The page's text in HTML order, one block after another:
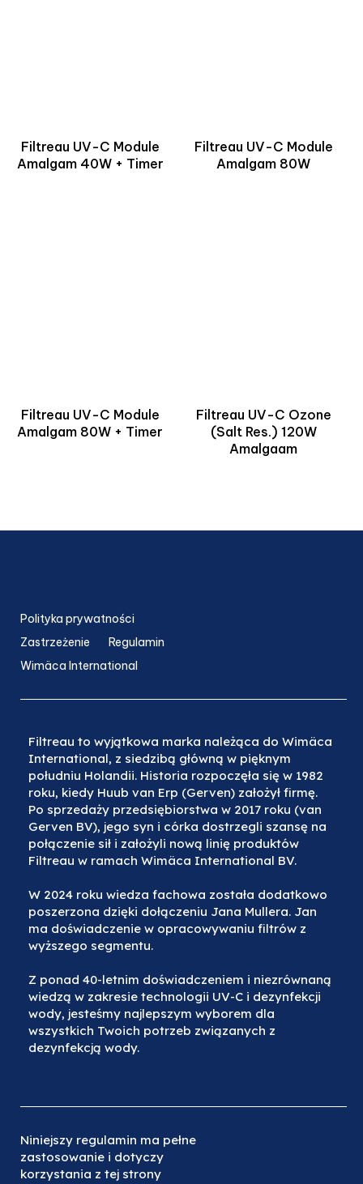
Filtreau UV-C Module
Amalgam 40W + Timer
Filtreau UV-C Module
Amalgam 80W
Filtreau UV-C Module
Amalgam 80W + Timer
Filtreau UV-C Ozone
(Salt Res.) 120W
Amalgaam
Polityka prywatności
Zastrzeżenie
Regulamin
Wimäca International
Filtreau to wyjątkowa marka należąca do Wimäca
International, z siedzibą główną w pięknym
południu Holandii. Historia rozpoczęła się w 1982
roku, kiedy Huub van Erp (Gerven) założył firmę.
Po sprzedaży przedsiębiorstwa w 2017 roku (van
Gerven BV), jego syn i córka dostrzegli szansę na
połączenie sił i założyli nową linię produktów
Filtreau w ramach Wimäca International BV.
W 2024 roku wiedza fachowa została dodatkowo
poszerzona dzięki dołączeniu Jana Mullera. Jan
ma doświadczenie w opracowywaniu filtrów z
wyższego segmentu.
Z ponad 40-letnim doświadczeniem i niezrównaną
wiedzą w zakresie technologii UV-C i dezynfekcji
wody, jesteśmy najlepszym wyborem dla
wszystkich Twoich potrzeb związanych z
dezynfekcją wody.
Niniejszy regulamin ma pełne
zastosowanie i dotyczy
korzystania z tej strony